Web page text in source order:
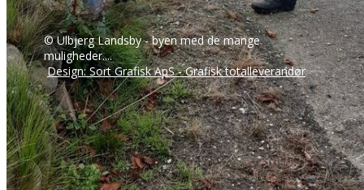
© Ulbjerg Landsby - byen med de mange
muligheder....
Design: Sort Grafisk ApS - Grafisk totalleverandør